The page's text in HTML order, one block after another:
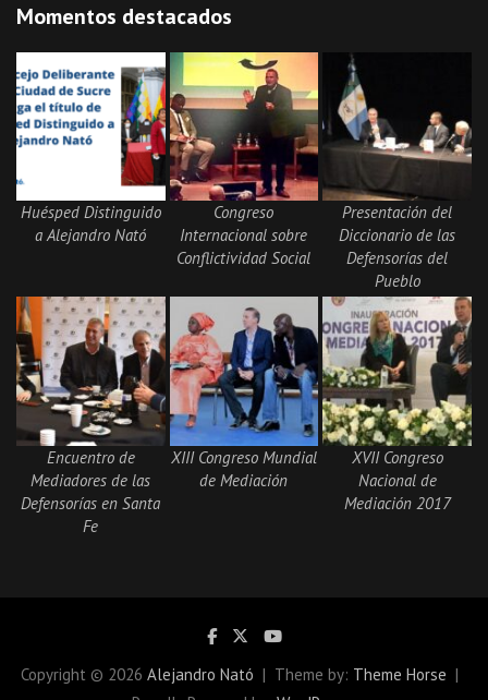
Momentos destacados
Huésped Distinguido
a Alejandro Nató
Congreso
Internacional sobre
Conflictividad Social
Presentación del
Diccionario de las
Defensorías del
Pueblo
Encuentro de
Mediadores de las
Defensorías en Santa
Fe
XIII Congreso Mundial
de Mediación
XVII Congreso
Nacional de
Mediación 2017
Copyright © 2026 Alejandro Nató Theme by: Theme Horse